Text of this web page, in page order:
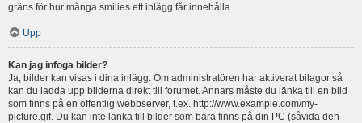
gräns för hur många smilies ett inlägg får innehålla.
Upp
Kan jag infoga bilder?
Ja, bilder kan visas i dina inlägg. Om administratören har aktiverat bilagor så
kan du ladda upp bilderna direkt till forumet. Annars måste du länka till en bild
som finns på en offentlig webbserver, t.ex. http://www.example.com/my-
picture.gif. Du kan inte länka till bilder som bara finns på din PC (såvida den